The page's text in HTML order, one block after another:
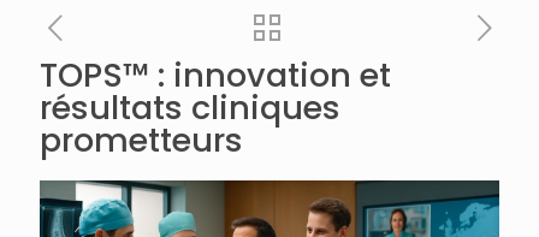
TOPS™ : innovation et
résultats cliniques
prometteurs